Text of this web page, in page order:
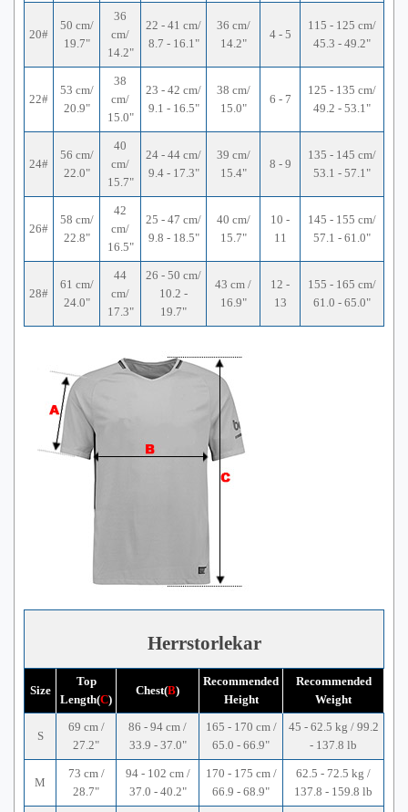
20#
50 cm/
19.7"
36
cm/
14.2"
22 - 41 cm/
8.7 - 16.1"
36 cm/
14.2"
4 - 5
115 - 125 cm/
45.3 - 49.2"
22#
53 cm/
20.9"
38
cm/
15.0"
23 - 42 cm/
9.1 - 16.5"
38 cm/
15.0"
6 - 7
125 - 135 cm/
49.2 - 53.1"
24#
56 cm/
22.0"
40
cm/
15.7"
24 - 44 cm/
9.4 - 17.3"
39 cm/
15.4"
8 - 9
135 - 145 cm/
53.1 - 57.1"
26#
58 cm/
22.8"
42
cm/
16.5"
25 - 47 cm/
9.8 - 18.5"
40 cm/
15.7"
10 -
11
145 - 155 cm/
57.1 - 61.0"
28#
61 cm/
24.0"
44
cm/
17.3"
26 - 50 cm/
10.2 -
19.7"
43 cm /
16.9"
12 -
13
155 - 165 cm/
61.0 - 65.0"
Herrstorlekar
Size
Top
Length(C)
Chest(B)
Recommended
Height
Recommended
Weight
S
69 cm /
27.2"
86 - 94 cm /
33.9 - 37.0"
165 - 170 cm /
65.0 - 66.9"
45 - 62.5 kg / 99.2
- 137.8 lb
M
73 cm /
28.7"
94 - 102 cm /
37.0 - 40.2"
170 - 175 cm /
66.9 - 68.9"
62.5 - 72.5 kg /
137.8 - 159.8 lb